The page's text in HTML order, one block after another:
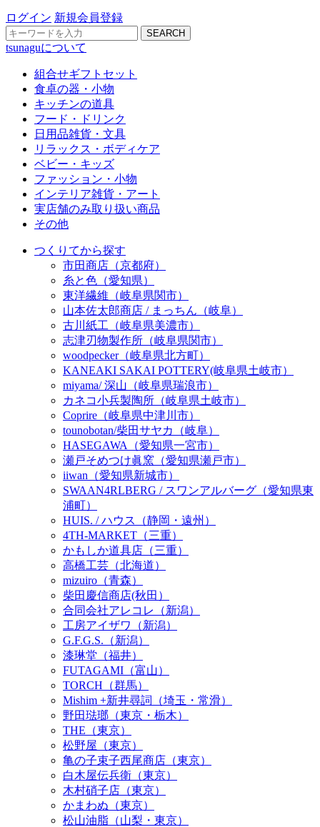
ログイン 新規会員登録
SEARCH
tsunaguについて
組合せギフトセット
食卓の器・小物
キッチンの道具
フード・ドリンク
日用品雑貨・文具
リラックス・ボディケア
ベビー・キッズ
ファッション・小物
インテリア雑貨・アート
実店舗のみ取り扱い商品
その他
つくりてから探す
市田商店（京都府）
糸と色（愛知県）
東洋繊維（岐阜県関市）
山本佐太郎商店 / まっちん（岐阜）
古川紙工（岐阜県美濃市）
志津刃物製作所（岐阜県関市）
woodpecker（岐阜県北方町）
KANEAKI SAKAI POTTERY(岐阜県土岐市）
miyama/ 深山（岐阜県瑞浪市）
カネコ小兵製陶所（岐阜県土岐市）
Coprire（岐阜県中津川市）
tounobotan/柴田サヤカ（岐阜）
HASEGAWA（愛知県一宮市）
瀬戸そめつけ眞窯（愛知県瀬戸市）
iiwan（愛知県新城市）
SWAAN4RLBERG / スワンアルバーグ（愛知県東
浦町）
HUIS. / ハウス（静岡・遠州）
4TH-MARKET（三重）
かもしか道具店（三重）
高橋工芸（北海道）
mizuiro（青森）
柴田慶信商店(秋田）
合同会社アレコレ（新潟）
工房アイザワ（新潟）
G.F.G.S.（新潟）
漆琳堂（福井）
FUTAGAMI（富山）
TORCH（群馬）
Mishim +新井尋詞（埼玉・常滑）
野田琺瑯（東京・栃木）
THE（東京）
松野屋（東京）
亀の子束子西尾商店（東京）
白木屋伝兵衛（東京）
木村硝子店（東京）
かまわぬ（東京）
松山油脂（山梨・東京）